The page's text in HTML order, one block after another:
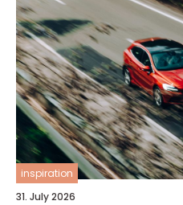
inspiration
31. July 2026